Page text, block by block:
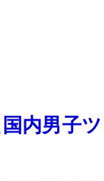
内男子